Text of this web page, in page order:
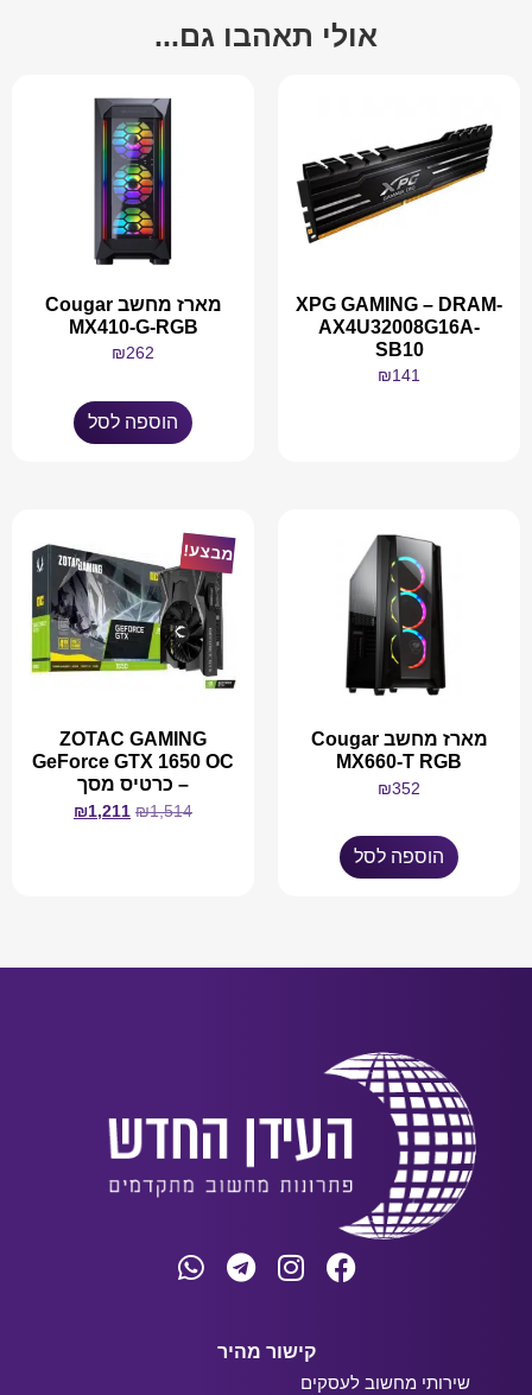
אולי תאהבו גם...
XPG GAMING – DRAM-
AX4U32008G16A-
SB10
₪141
מארז מחשב Cougar
MX410-G-RGB
₪262
הוספה לסל
מארז מחשב Cougar
MX660-T RGB
₪352
הוספה לסל
מבצע!
ZOTAC GAMING
GeForce GTX 1650 OC
– כרטיס מסך
₪1,514
₪1,211
קישור מהיר
שירותי מחשוב לעסקים